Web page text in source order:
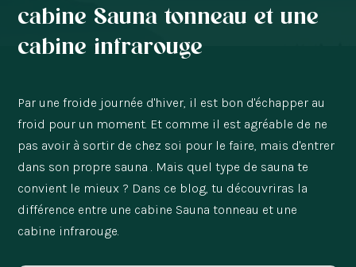
cabine Sauna tonneau et une
cabine infrarouge
Par une froide journée d'hiver, il est bon d'échapper au
froid pour un moment. Et comme il est agréable de ne
pas avoir à sortir de chez soi pour le faire, mais d'entrer
dans son propre sauna . Mais quel type de sauna te
convient le mieux ? Dans ce blog, tu découvriras la
différence entre une cabine Sauna tonneau et une
cabine infrarouge.